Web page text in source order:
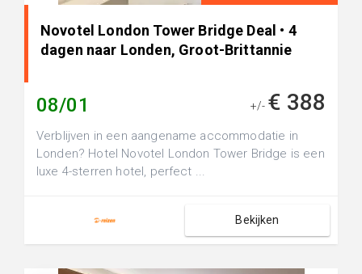
Novotel London Tower Bridge Deal • 4
dagen naar Londen, Groot-Brittannie
08/01 +/- € 388
Verblijven in een aangename accommodatie in
Londen? Hotel Novotel London Tower Bridge is een
luxe 4-sterren hotel, perfect ...
Bekijken